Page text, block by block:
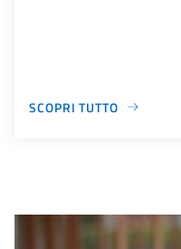
SCOPRI TUTTO